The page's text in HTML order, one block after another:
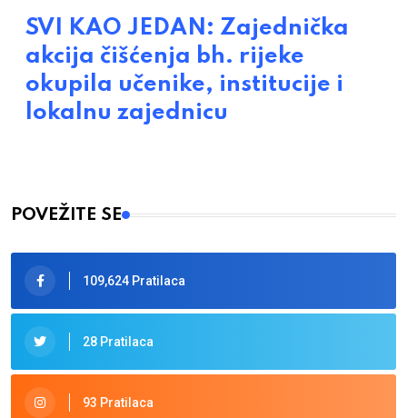
SVI KAO JEDAN: Zajednička
akcija čišćenja bh. rijeke
okupila učenike, institucije i
lokalnu zajednicu
POVEŽITE SE
109,624 Pratilaca
28 Pratilaca
93 Pratilaca